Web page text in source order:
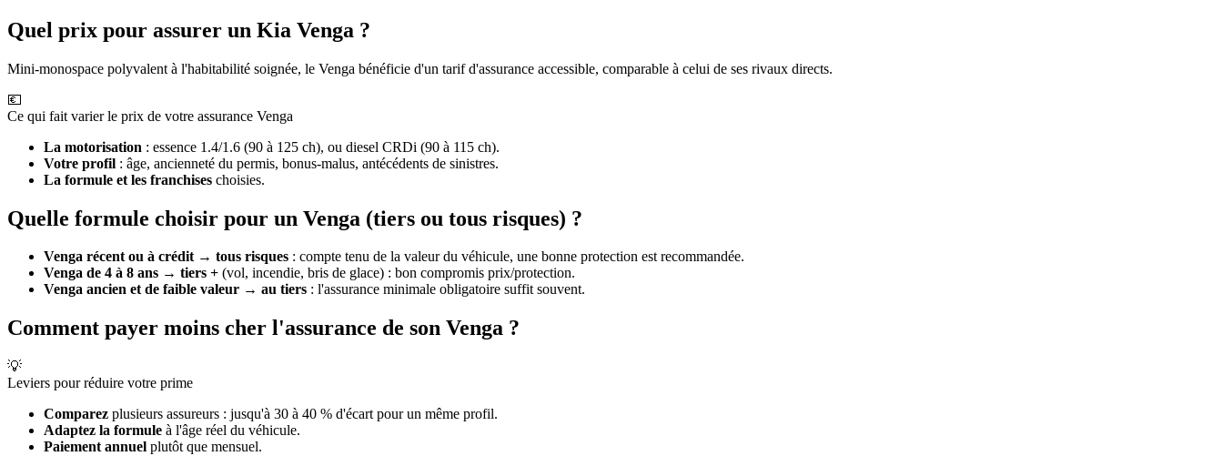
Quel prix pour assurer un Kia Venga ?
Mini-monospace polyvalent à l'habitabilité soignée, le Venga bénéficie d'un tarif d'assurance accessible, comparable à celui de ses rivaux directs.
💶
Ce qui fait varier le prix de votre assurance Venga
La motorisation : essence 1.4/1.6 (90 à 125 ch), ou diesel CRDi (90 à 115 ch).
Votre profil : âge, ancienneté du permis, bonus-malus, antécédents de sinistres.
La formule et les franchises choisies.
Quelle formule choisir pour un Venga (tiers ou tous risques) ?
Venga récent ou à crédit→ tous risques : compte tenu de la valeur du véhicule, une bonne protection est recommandée.
Venga de 4 à 8 ans → tiers + (vol, incendie, bris de glace) : bon compromis prix/protection.
Venga ancien et de faible valeur → au tiers : l'assurance minimale obligatoire suffit souvent.
Comment payer moins cher l'assurance de son Venga ?
💡
Leviers pour réduire votre prime
Comparez plusieurs assureurs : jusqu'à 30 à 40 % d'écart pour un même profil.
Adaptez la formule à l'âge réel du véhicule.
Paiement annuel plutôt que mensuel.